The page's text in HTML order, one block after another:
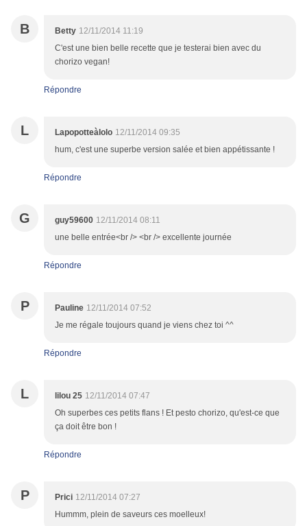
B Betty 12/11/2014 11:19
C'est une bien belle recette que je testerai bien avec du
chorizo vegan!
Répondre
L Lapopotteàlolo 12/11/2014 09:35
hum, c'est une superbe version salée et bien appétissante !
Répondre
G guy59600 12/11/2014 08:11
une belle entrée<br /> <br /> excellente journée
Répondre
P Pauline 12/11/2014 07:52
Je me régale toujours quand je viens chez toi ^^
Répondre
L lilou 25 12/11/2014 07:47
Oh superbes ces petits flans ! Et pesto chorizo, qu'est-ce que
ça doit être bon !
Répondre
P Prici 12/11/2014 07:27
Hummm, plein de saveurs ces moelleux!